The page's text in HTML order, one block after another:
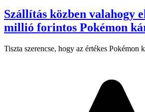
Szállítás közben valahogy
millió forintos Pokémon
Tiszta szerencse, hogy az értékes Pokémon